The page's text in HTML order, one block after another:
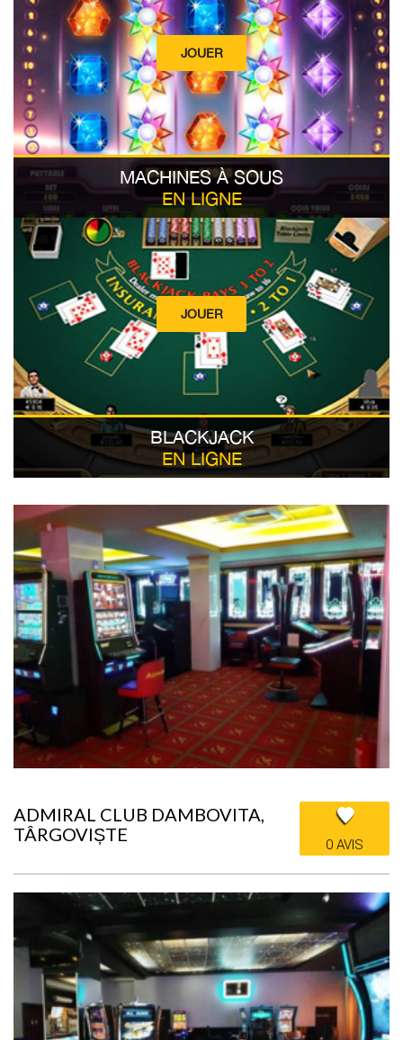
MACHINES À SOUS
EN LIGNE
JOUER
BLACKJACK
EN LIGNE
JOUER
ADMIRAL CLUB DAMBOVITA,
TÂRGOVIȘTE
0 AVIS